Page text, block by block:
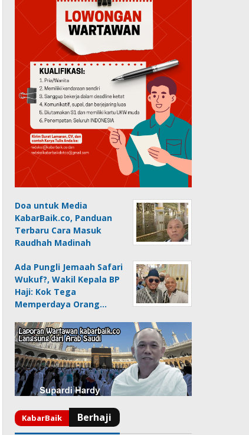
Doa untuk Media
KabarBaik.co, Panduan
Terbaru Cara Masuk
Raudhah Madinah
Ada Pungli Jemaah Safari
Wukuf?, Wakil Kepala BP
Haji: Kok Tega
Memperdaya Orang…